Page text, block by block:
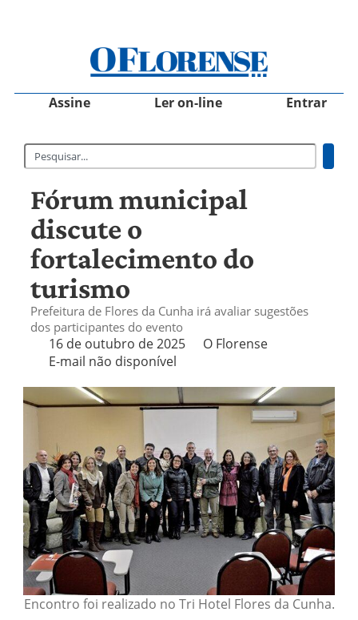
Assine Ler on-line Entrar
Fórum municipal
discute o
fortalecimento do
turismo
Prefeitura de Flores da Cunha irá avaliar sugestões
dos participantes do evento
16 de outubro de 2025
O Florense
E-mail não disponível
Encontro foi realizado no Tri Hotel Flores da Cunha.